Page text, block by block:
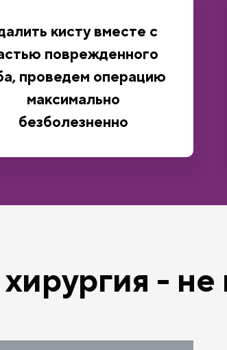
кисту вместе с
поврежденного
проведем операцию
максимально
безболезненно
- не